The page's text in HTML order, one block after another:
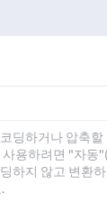
딩하거나 압축
용하려면 "자동
하지 않고 변환